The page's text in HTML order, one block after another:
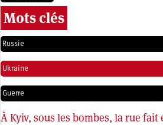
Mots clés
Russie
Ukraine
Guerre
À Kyiv, sous les bombes, la rue